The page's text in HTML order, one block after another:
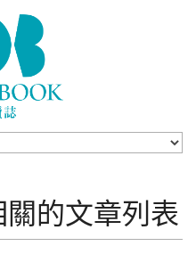
的文章列表